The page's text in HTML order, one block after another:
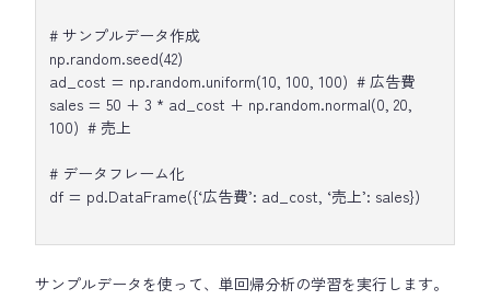
# サンプルデータ作成
np.random.seed(42)
ad_cost = np.random.uniform(10, 100, 100) # 広告費
sales = 50 + 3 * ad_cost + np.random.normal(0, 20,
100) # 売上
# データフレーム化
df = pd.DataFrame({‘広告費’: ad_cost, ‘売上’: sales})
サンプルデータを使って、単回帰分析の学習を実行します。